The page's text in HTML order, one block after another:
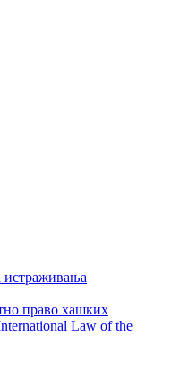
истраживања
право хашких
Law of the